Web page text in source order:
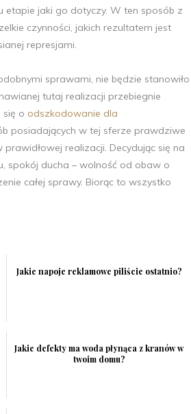
etapie jaki go dotyczy. W ten sposób z
czynności, jakich rezultatem jest
represjami.
sprawami, nie będzie stanowiło
tutaj realizacji przebiegnie
się o odszkodowanie dla
posiadających w tej sferze prawdziwe
realizacji. Decydując się na
spokój ducha – wolność od obaw o
całej sprawy. Biorąc to wszystko
Jakie napoje reklamowe piliście ostatnio?
Jakie defekty ma woda płynąca z kranów w
twoim domu?